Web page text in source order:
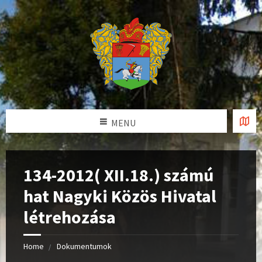
MENU
134-2012( XII.18.) számú
hat Nagyki Közös Hivatal
létrehozása
Home Dokumentumok